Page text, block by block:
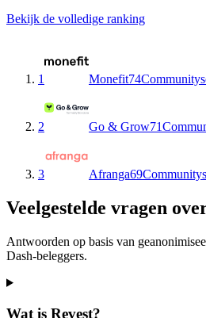
Bekijk de volledige ranking
1 Monefit74
2 Go & Grow71
3 Afranga69
Veelgestelde vragen
Antwoorden op basis van
Dash-beleggers.
Wat is Revest?